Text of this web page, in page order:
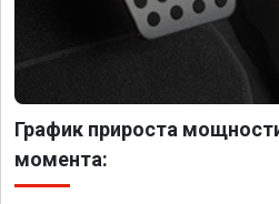
График прироста
момента: